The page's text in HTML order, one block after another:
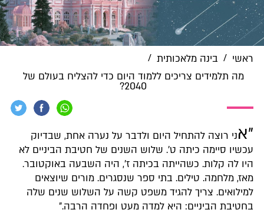
ראשי / בינה מלאכותית /
מה תלמידים צריכים ללמוד היום כדי להצליח בעולם של
2040?
"אני רוצה להתחיל היום ולדבר על נערה אחת, שבדיוק
עכשיו סיימה כיתה ט'. שלוש השנים של חטיבת הביניים לא
היו לה קלות. כשהייתה בכיתה ז', היה השבעה באוקטובר.
מאז, מלחמה. טילים. בתי ספר שנסגרים. מורים שיוצאים
למילואים. צריך להגיד משפט קשה על השלוש שנים שלה
בחטיבת הביניים: היא למדה מעט ופחדה הרבה."